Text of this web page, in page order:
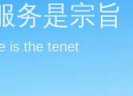
务是宗旨
is the tenet